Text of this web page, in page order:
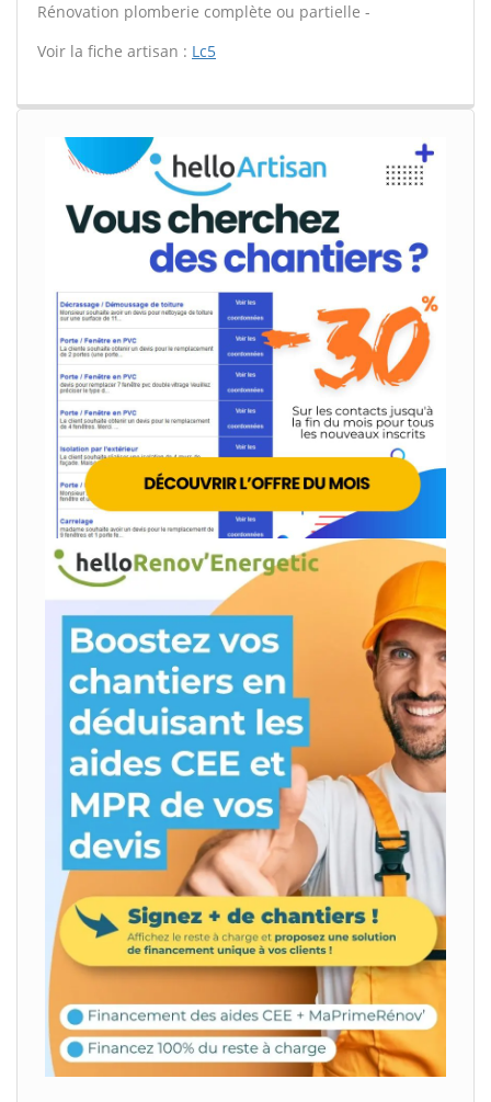
Rénovation plomberie complète ou partielle -
Voir la fiche artisan : Lc5